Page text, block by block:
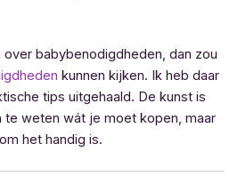
babybenodigdheden, dan zou
kunnen kijken. Ik heb daar
tips uitgehaald. De kunst is
te weten wát je moet kopen, maar
het handig is.